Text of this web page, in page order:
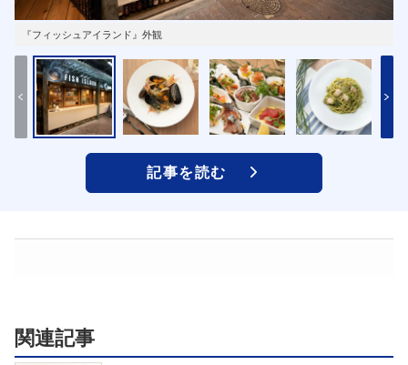
『フィッシュアイランド』外観
記事を読む
関連記事